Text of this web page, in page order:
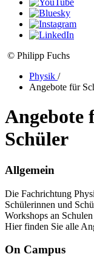
© Philipp Fuchs
Physik /
Angebote für
Angebote
Schüler
Allgemein
Die Fachrichtung
Schülerinnen und
Workshops an
Hier finden Sie alle
On Campus